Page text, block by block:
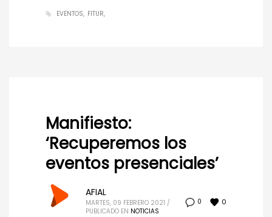
EVENTOS FITUR
Manifiesto:
‘Recuperemos los
eventos presenciales’
0 0
AFIAL
MARTES, 09 FEBRERO 2021 /
PUBLICADO EN NOTICIAS